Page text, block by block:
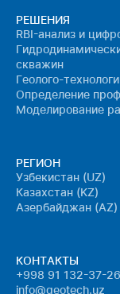
РЕШЕНИЯ
RBI-анализ и
скважин
Геолого-
Определение
Моделирование
РЕГИОН
Узбекистан (UZ)
Казахстан (KZ)
Азербайджан (AZ)
КОНТАКТЫ
+998 91 132-37-26
info@geotech.uz